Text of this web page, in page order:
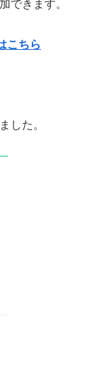
できます。
こちら
した。